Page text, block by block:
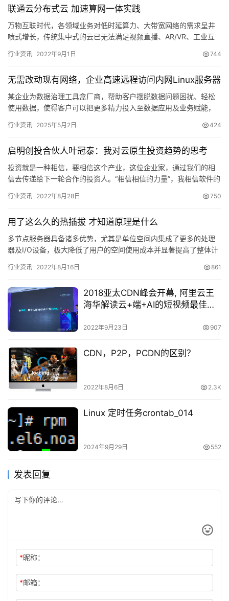
联通云分布式云 加速算网一体实践
万物互联时代，各领域业务对低时延算力、大带宽网络的需求呈井
喷式增长，传统集中式的云已无法满足视频直播、AR/VR、工业互
网…
行业资讯 2022年9月1日 744
无需改动现有网络，企业高速远程访问内网Linux服务器
某企业为数据治理工具盒厂商，帮助客户摆脱数据问题困扰、轻松
使用数据，使得客户可以把更多精力投入至数据应用及业务赋能，
行业资讯 2025年5月2日 424
启明创投合伙人叶冠泰：我对云原生投资趋势的思考
投资就是一种相信，要相信这个产业，这位企业家，通过我们的相
信去传递给下一轮合作的投资人。“相信相信的力量”，我相信软件的
行业资讯 2022年8月28日 750
用了这么久的热插拔 才知道原理是什么
多节点服务器具备诸多优势，尤其是单位空间内集成了更多的处理
器及I/O设备，极大降低了用户的空间使用成本并显著提高了整体计
行业资讯 2022年8月16日 861
2018亚太CDN峰会开幕, 阿里云王
海华解读云+端+AI的短视频最佳实
2022年9月23日 907
CDN，P2P，PCDN的区别？
2022年8月6日 2.3K
Linux 定时任务crontab_014
2024年9月29日 552
发表回复
*昵称：
*邮箱：